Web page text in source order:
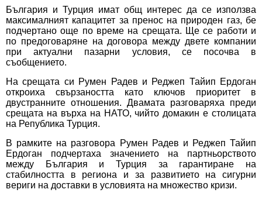
България и Турция имат общ интерес да се използва
максималният капацитет за пренос на природен газ, бе
подчертано още по време на срещата. Ще се работи и
по предоговаряне на договора между двете компании
при актуални пазарни условия, се посочва в
съобщението.
На срещата си Румен Радев и Реджеп Тайип Ердоган
откроиха свързаността като ключов приоритет в
двустранните отношения. Двамата разговаряха преди
срещата на върха на НАТО, чийто домакин е столицата
на Република Турция.
В рамките на разговора Румен Радев и Реджеп Тайип
Ердоган подчертаха значението на партньорството
между България и Турция за гарантиране на
стабилността в региона и за развитието на сигурни
вериги на доставки в условията на множество кризи.